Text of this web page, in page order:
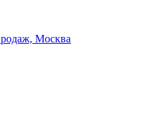
Москва